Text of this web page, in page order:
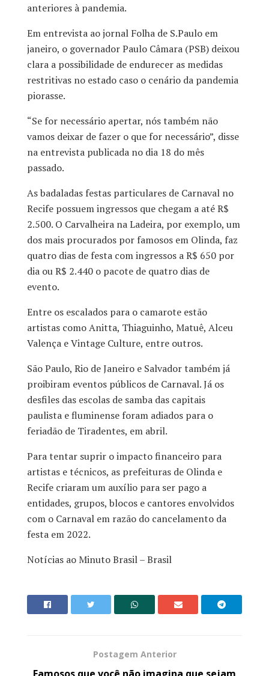
anteriores à pandemia.
Em entrevista ao jornal Folha de S.Paulo em
janeiro, o governador Paulo Câmara (PSB) deixou
clara a possibilidade de endurecer as medidas
restritivas no estado caso o cenário da pandemia
piorasse.
“Se for necessário apertar, nós também não
vamos deixar de fazer o que for necessário”, disse
na entrevista publicada no dia 18 do mês
passado.
As badaladas festas particulares de Carnaval no
Recife possuem ingressos que chegam a até R$
2.500. O Carvalheira na Ladeira, por exemplo, um
dos mais procurados por famosos em Olinda, faz
quatro dias de festa com ingressos a R$ 650 por
dia ou R$ 2.440 o pacote de quatro dias de
evento.
Entre os escalados para o camarote estão
artistas como Anitta, Thiaguinho, Matuê, Alceu
Valença e Vintage Culture, entre outros.
São Paulo, Rio de Janeiro e Salvador também já
proibiram eventos públicos de Carnaval. Já os
desfiles das escolas de samba das capitais
paulista e fluminense foram adiados para o
feriadão de Tiradentes, em abril.
Para tentar suprir o impacto financeiro para
artistas e técnicos, as prefeituras de Olinda e
Recife criaram um auxílio para ser pago a
entidades, grupos, blocos e cantores envolvidos
com o Carnaval em razão do cancelamento da
festa em 2022.
Notícias ao Minuto Brasil – Brasil
Postagem Anterior